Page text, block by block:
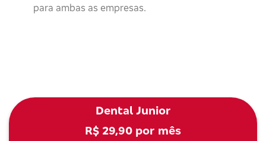
para ambas as empresas.
Dental Junior
R$ 29,90 por mês